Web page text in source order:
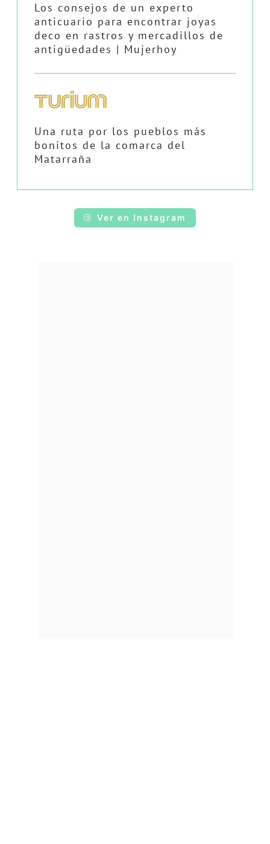
Los consejos de un experto
anticuario para encontrar joyas
deco en rastros y mercadillos de
antigüedades | Mujerhoy
Una ruta por los pueblos más
bonitos de la comarca del
Matarraña
Ver en Instagram